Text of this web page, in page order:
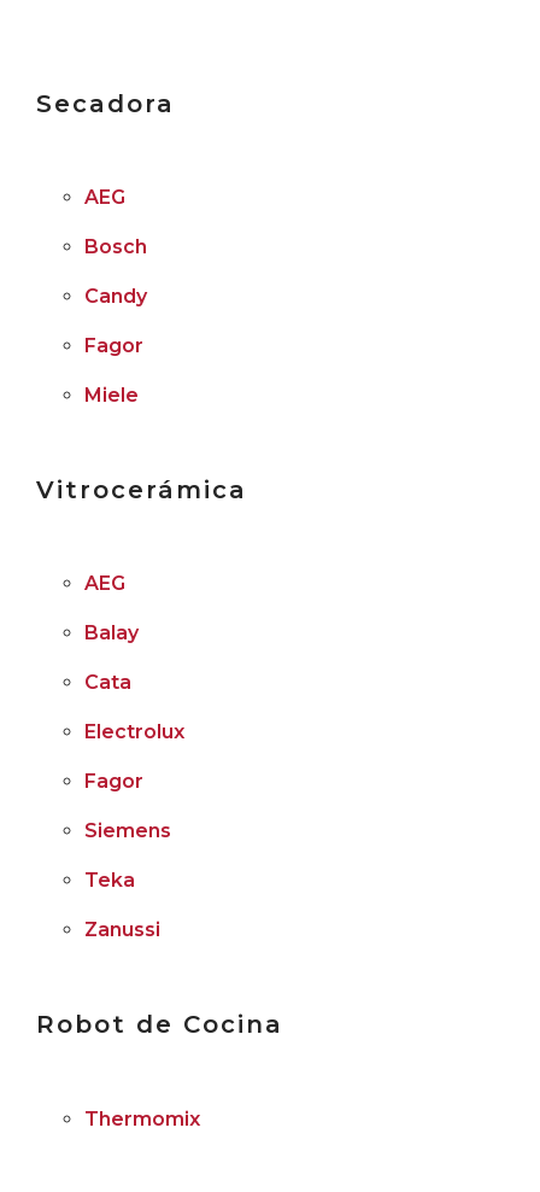
Secadora
AEG
Bosch
Candy
Fagor
Miele
Vitrocerámica
AEG
Balay
Cata
Electrolux
Fagor
Siemens
Teka
Zanussi
Robot de Cocina
Thermomix